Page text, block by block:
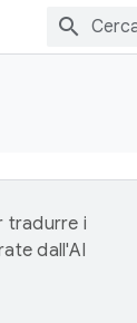
tradurre i
dall'AI